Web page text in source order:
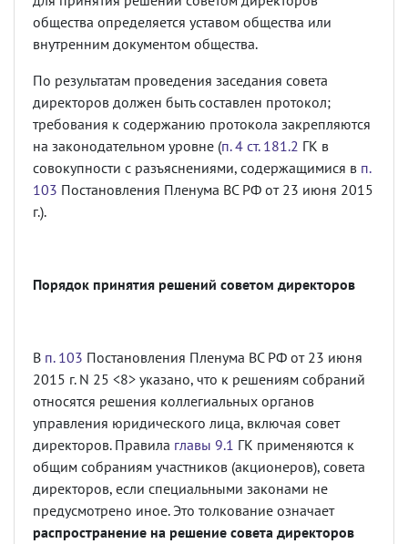
общества определяется уставом общества или
внутренним документом общества.
По результатам проведения заседания совета
директоров должен быть составлен протокол;
требования к содержанию протокола закрепляются
на законодательном уровне (п. 4 ст. 181.2 ГК в
совокупности с разъяснениями, содержащимися в п.
103 Постановления Пленума ВС РФ от 23 июня 2015
г.).
Порядок принятия решений советом директоров
В п. 103 Постановления Пленума ВС РФ от 23 июня
2015 г. N 25 <8> указано, что к решениям собраний
относятся решения коллегиальных органов
управления юридического лица, включая совет
директоров. Правила главы 9.1 ГК применяются к
общим собраниям участников (акционеров), совета
директоров, если специальными законами не
предусмотрено иное. Это толкование означает
распространение на решение совета директоров